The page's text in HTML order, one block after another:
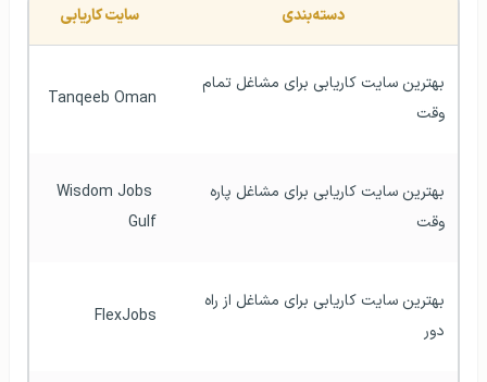
دسته‌بندی سایت کاریابی
وقت
Tanqeeb Oman
وقت
Wisdom Jobs
Gulf
دور
FlexJobs